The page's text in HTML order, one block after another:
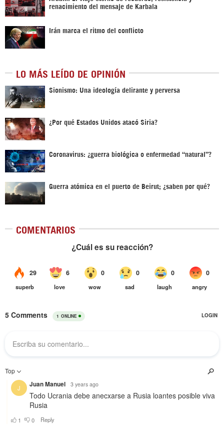
renacimiento del mensaje de Karbala
Irán marca el ritmo del conflicto
LO MÁS LEÍDO DE OPINIÓN
Sionismo: Una ideología delirante y perversa
¿Por qué Estados Unidos atacó Siria?
Coronavirus: ¿guerra biológica o enfermedad “natural”?
Guerra atómica en el puerto de Beirut; ¿saben por qué?
COMENTARIOS